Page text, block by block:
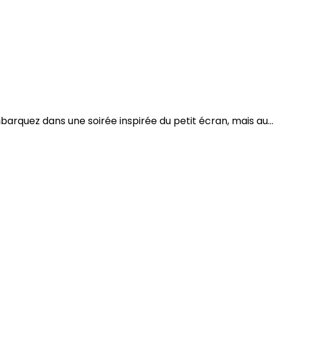
dans une soirée inspirée du petit écran, mais au...